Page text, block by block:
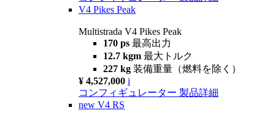
V4 Pikes Peak
Multistrada V4 Pikes Peak
170 ps 最高出力
12.7 kgm 最大トルク
227 kg 装備重量（燃料を除く）
¥ 4,527,000 i
コンフィギュレーター 製品詳細
new V4 RS